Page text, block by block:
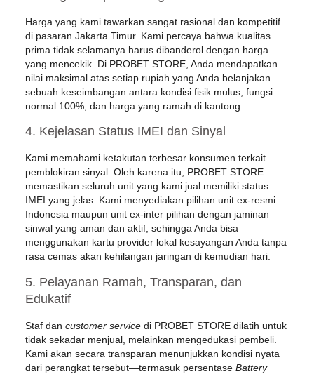
Harga yang kami tawarkan sangat rasional dan kompetitif
di pasaran Jakarta Timur. Kami percaya bahwa kualitas
prima tidak selamanya harus dibanderol dengan harga
yang mencekik. Di PROBET STORE, Anda mendapatkan
nilai maksimal atas setiap rupiah yang Anda belanjakan—
sebuah keseimbangan antara kondisi fisik mulus, fungsi
normal 100%, dan harga yang ramah di kantong.
4. Kejelasan Status IMEI dan Sinyal
Kami memahami ketakutan terbesar konsumen terkait
pemblokiran sinyal. Oleh karena itu, PROBET STORE
memastikan seluruh unit yang kami jual memiliki status
IMEI yang jelas. Kami menyediakan pilihan unit ex-resmi
Indonesia maupun unit ex-inter pilihan dengan jaminan
sinwal yang aman dan aktif, sehingga Anda bisa
menggunakan kartu provider lokal kesayangan Anda tanpa
rasa cemas akan kehilangan jaringan di kemudian hari.
5. Pelayanan Ramah, Transparan, dan
Edukatif
Staf dan customer servicedi PROBET STORE dilatih untuk
tidak sekadar menjual, melainkan mengedukasi pembeli.
Kami akan secara transparan menunjukkan kondisi nyata
dari perangkat tersebut—termasuk persentase Battery